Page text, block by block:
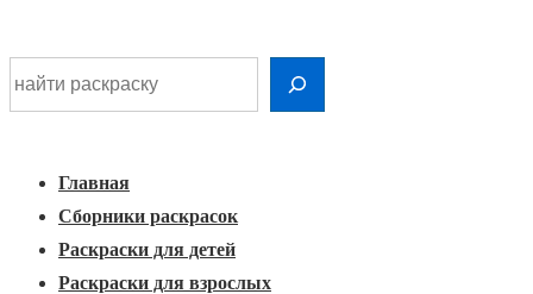
Перейти
к
Главная
Сборники раскрасок
Раскраски для детей
Раскраски для взрослых